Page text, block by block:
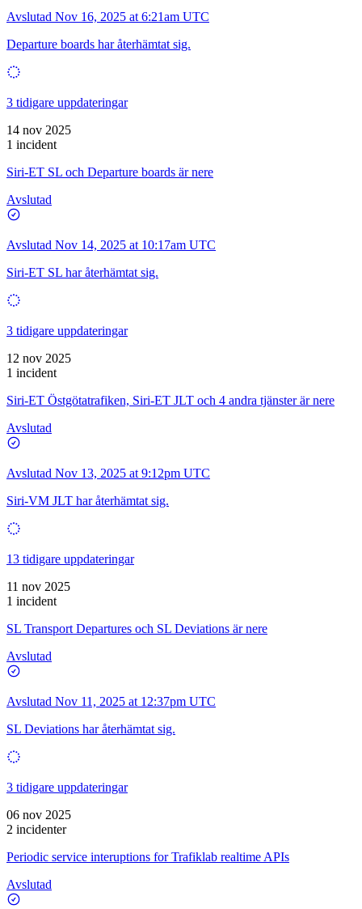
Avslutad Nov 16, 2025 at 6:21am UTC
Departure boards har återhämtat sig.
3 tidigare uppdateringar
14 nov 2025
1 incident
Siri-ET SL och Departure boards är nere
Avslutad
Avslutad Nov 14, 2025 at 10:17am UTC
Siri-ET SL har återhämtat sig.
3 tidigare uppdateringar
12 nov 2025
1 incident
Siri-ET Östgötatrafiken, Siri-ET JLT och 4 andra tjänster är nere
Avslutad
Avslutad Nov 13, 2025 at 9:12pm UTC
Siri-VM JLT har återhämtat sig.
13 tidigare uppdateringar
11 nov 2025
1 incident
SL Transport Departures och SL Deviations är nere
Avslutad
Avslutad Nov 11, 2025 at 12:37pm UTC
SL Deviations har återhämtat sig.
3 tidigare uppdateringar
06 nov 2025
2 incidenter
Periodic service interuptions for Trafiklab realtime APIs
Avslutad